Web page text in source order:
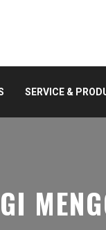
SERVICE &